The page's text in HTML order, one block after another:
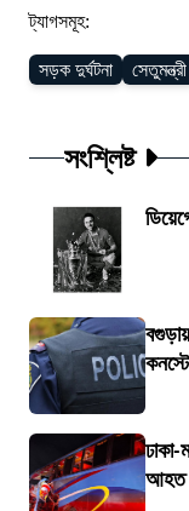
ট্যাগসমূহ:
সড়ক দুর্ঘটনা সেতুমন্ত্রী
সংশ্লিষ্ট
ঢাকা-
আহত